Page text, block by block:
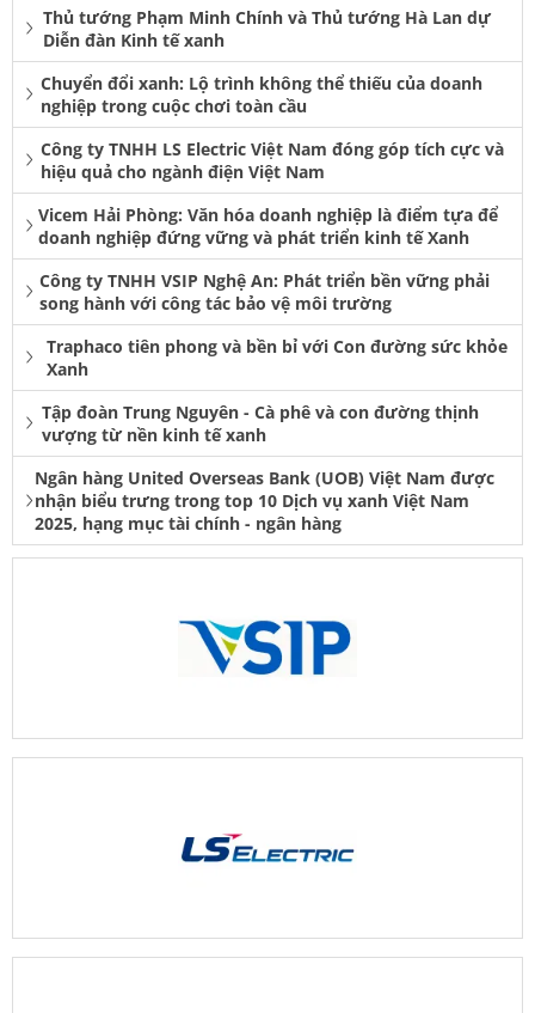
Thủ tướng Phạm Minh Chính và Thủ tướng Hà Lan dự
Diễn đàn Kinh tế xanh
Chuyển đổi xanh: Lộ trình không thể thiếu của doanh
nghiệp trong cuộc chơi toàn cầu
Công ty TNHH LS Electric Việt Nam đóng góp tích cực và
hiệu quả cho ngành điện Việt Nam
Vicem Hải Phòng: Văn hóa doanh nghiệp là điểm tựa để
doanh nghiệp đứng vững và phát triển kinh tế Xanh
Công ty TNHH VSIP Nghệ An: Phát triển bền vững phải
song hành với công tác bảo vệ môi trường
Traphaco tiên phong và bền bỉ với Con đường sức khỏe
Xanh
Tập đoàn Trung Nguyên - Cà phê và con đường thịnh
vượng từ nền kinh tế xanh
Ngân hàng United Overseas Bank (UOB) Việt Nam được
nhận biểu trưng trong top 10 Dịch vụ xanh Việt Nam
2025, hạng mục tài chính - ngân hàng